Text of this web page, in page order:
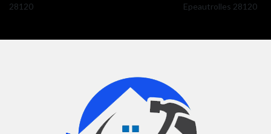
28120
Epeautrolles 28120